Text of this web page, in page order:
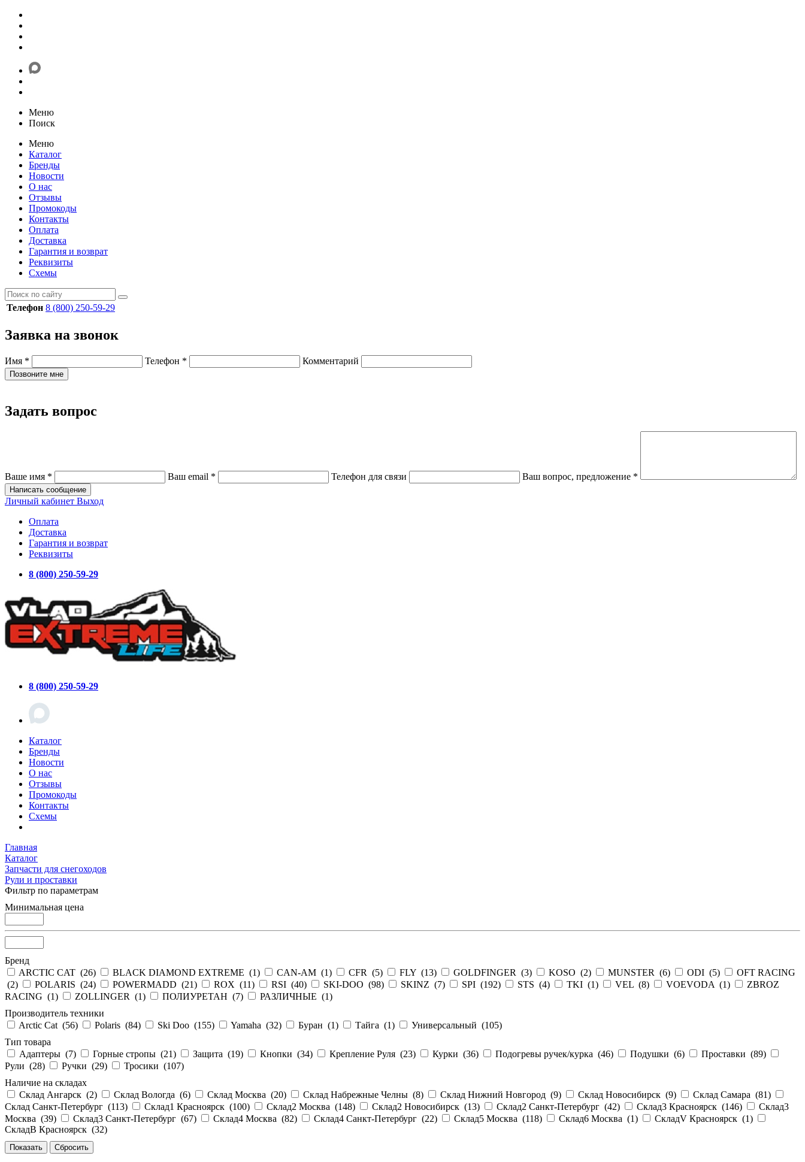
Меню
Поиск
Меню
Каталог
Бренды
Новости
О нас
Отзывы
Промокоды
Контакты
Оплата
Доставка
Гарантия и возврат
Реквизиты
Схемы
Телефон 8 (800) 250-59-29
Заявка на звонок
Имя * Телефон * Комментарий
Позвоните мне
Задать вопрос
Ваше имя * Ваш email * Телефон для связи Ваш вопрос, предложение *
Написать сообщение
Личный кабинет Выход
Оплата
Доставка
Гарантия и возврат
Реквизиты
8 (800) 250-59-29
8 (800) 250-59-29
Каталог
Бренды
Новости
О нас
Отзывы
Промокоды
Контакты
Схемы
Главная
Каталог
Запчасти для снегоходов
Рули и проставки
Фильтр по параметрам
Минимальная цена
Бренд
ARCTIC CAT (26) BLACK DIAMOND EXTREME (1) CAN-AM (1) CFR (5) FLY (13) GOLDFINGER (3) KOSO (2) MUNSTER (6) ODI (5)
OFT RACING
(2) POLARIS (24) POWERMADD (21) ROX (11) RSI (40) SKI-DOO (98) SKINZ (7) SPI (192) STS (4) TKI (1) VEL (8) VOEVODA (1)
ZBROZ
RACING (1) ZOLLINGER (1) ПОЛИУРЕТАН (7) РАЗЛИЧНЫЕ (1)
Производитель техники
Arctic Cat (56) Polaris (84) Ski Doo (155) Yamaha (32) Буран (1) Тайга (1) Универсальный (105)
Тип товара
Адаптеры (7) Горные стропы (21) Защита (19) Кнопки (34) Крепление Руля (23) Курки (36) Подогревы ручек/курка (46) Подушки (6) Проставки (89)
Рули (28) Ручки (29) Тросики (107)
Наличие на складах
Склад Ангарск (2) Склад Вологда (6) Склад Москва (20) Склад Набрежные Челны (8) Склад Нижний Новгород (9) Склад Новосибирск (9) Склад Самара (81)
Склад Санкт-Петербург (113) Склад1 Красноярск (100) Склад2 Москва (148) Склад2 Новосибирск (13) Склад2 Санкт-Петербург (42) Склад3 Красноярск (146)
Склад3
Москва (39) Склад3 Санкт-Петербург (67) Склад4 Москва (82) Склад4 Санкт-Петербург (22) Склад5 Москва (118) Склад6 Москва (1) СкладV Красноярск (1)
СкладВ Красноярск (32)